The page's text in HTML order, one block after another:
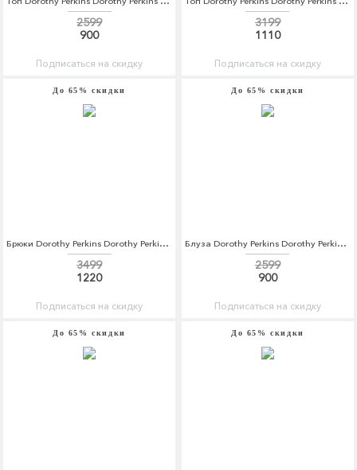
2599
900
Подписаться на скидку
3199
1110
Подписаться на скидку
До 65% скидки
Брюки Dorothy Perkins Dorothy Perkins DO005EWBSBR0
3499
1220
Подписаться на скидку
До 65% скидки
Блуза Dorothy Perkins Dorothy Perkins DO005EWCKZU0
2599
900
Подписаться на скидку
До 65% скидки До 65% скидки